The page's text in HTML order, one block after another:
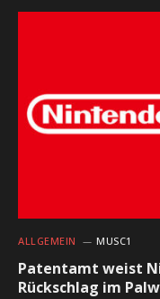
ALLGEMEIN MUSC1
Patentamt weist
Rückschlag im